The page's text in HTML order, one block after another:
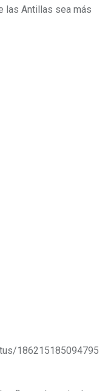
las Antillas sea más
186215185094795